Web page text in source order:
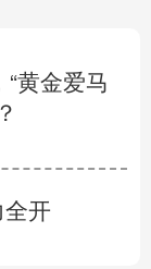
“黄金爱马
全开